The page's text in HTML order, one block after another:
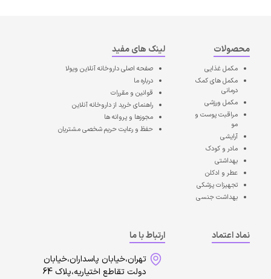
محصولات
مکمل غذایی
مکمل های کمک
درمانی
مکمل ورزشی
مراقبت پوست و
مو
آرایشی
مادر و کودک
بهداشتی
عطر و ادکلن
تجهیزات پزشکی
بهداشت جنسی
لینک های مفید
صفحه اصلیداروخانه آنلاین ویولا
درباره ما
قوانین و مقررات
راهنمای خرید از داروخانه آنلاین
مجوزها و پروانه ها
حفظ و رعایت حریم شخصی مشتریان
نماد اعتماد
ارتباط با ما
تهران،خیابان پاسداران،خیابان
دولت تقاطع اختیاریه،پلاک 64